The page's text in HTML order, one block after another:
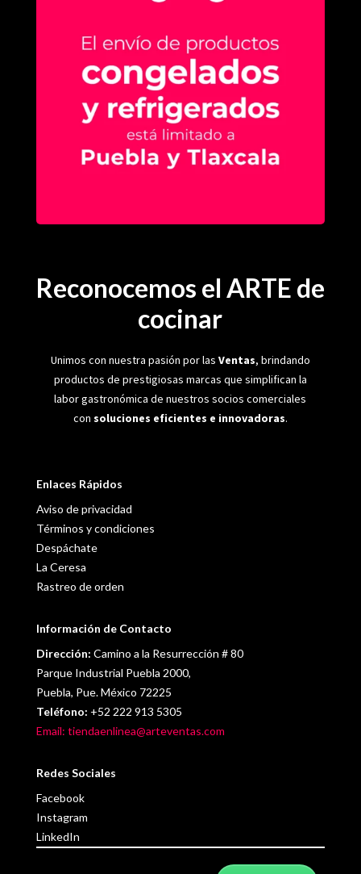
Reconocemos el ARTE de
cocinar
Unimos con nuestra pasión por las Ventas, brindando
productos de prestigiosas marcas que simplifican la
labor gastronómica de nuestros socios comerciales
con soluciones eficientes e innovadoras.
Enlaces Rápidos
Aviso de privacidad
Términos y condiciones
Despáchate
La Ceresa
Rastreo de orden
Información de Contacto
Dirección: Camino a la Resurrección # 80
Parque Industrial Puebla 2000,
Puebla, Pue. México 72225
Teléfono: +52 222 913 5305
Email: tiendaenlinea@arteventas.com
Redes Sociales
Facebook
Instagram
LinkedIn